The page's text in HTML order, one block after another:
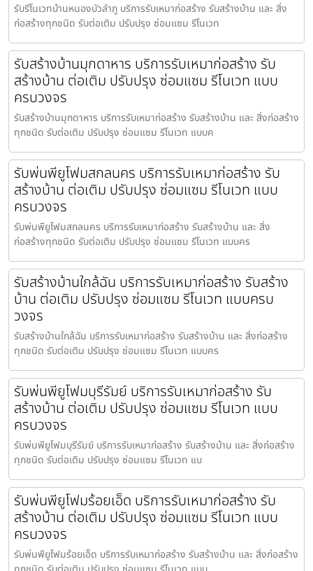
รับรีโนเวทบ้านหนองบัวลำภู บริการรับเหมาก่อสร้าง รับสร้างบ้าน และ สิ่ง
ก่อสร้างทุกชนิด รับต่อเติม ปรับปรุง ซ่อมแซม รีโนเวท
รับสร้างบ้านมุกดาหาร บริการรับเหมาก่อสร้าง รับ
สร้างบ้าน ต่อเติม ปรับปรุง ซ่อมแซม รีโนเวท แบบ
ครบวงจร
รับสร้างบ้านมุกดาหาร บริการรับเหมาก่อสร้าง รับสร้างบ้าน และ สิ่งก่อสร้าง
ทุกชนิด รับต่อเติม ปรับปรุง ซ่อมแซม รีโนเวท แบบค
รับพ่นพียูโฟมสกลนคร บริการรับเหมาก่อสร้าง รับ
สร้างบ้าน ต่อเติม ปรับปรุง ซ่อมแซม รีโนเวท แบบ
ครบวงจร
รับพ่นพียูโฟมสกลนคร บริการรับเหมาก่อสร้าง รับสร้างบ้าน และ สิ่ง
ก่อสร้างทุกชนิด รับต่อเติม ปรับปรุง ซ่อมแซม รีโนเวท แบบคร
รับสร้างบ้านใกล้ฉัน บริการรับเหมาก่อสร้าง รับสร้าง
บ้าน ต่อเติม ปรับปรุง ซ่อมแซม รีโนเวท แบบครบ
วงจร
รับสร้างบ้านใกล้ฉัน บริการรับเหมาก่อสร้าง รับสร้างบ้าน และ สิ่งก่อสร้าง
ทุกชนิด รับต่อเติม ปรับปรุง ซ่อมแซม รีโนเวท แบบคร
รับพ่นพียูโฟมบุรีรัมย์ บริการรับเหมาก่อสร้าง รับ
สร้างบ้าน ต่อเติม ปรับปรุง ซ่อมแซม รีโนเวท แบบ
ครบวงจร
รับพ่นพียูโฟมบุรีรัมย์ บริการรับเหมาก่อสร้าง รับสร้างบ้าน และ สิ่งก่อสร้าง
ทุกชนิด รับต่อเติม ปรับปรุง ซ่อมแซม รีโนเวท แบ
รับพ่นพียูโฟมร้อยเอ็ด บริการรับเหมาก่อสร้าง รับ
สร้างบ้าน ต่อเติม ปรับปรุง ซ่อมแซม รีโนเวท แบบ
ครบวงจร
รับพ่นพียูโฟมร้อยเอ็ด บริการรับเหมาก่อสร้าง รับสร้างบ้าน และ สิ่งก่อสร้าง